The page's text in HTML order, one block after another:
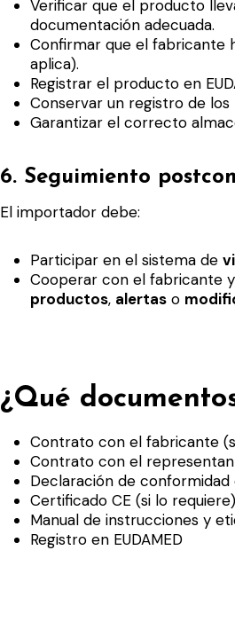
Verificar que el producto
documentación adecuada.
Confirmar que el fabricante
aplica).
Registrar el producto en
Conservar un registro de
Garantizar el correcto
6. Seguimiento
El importador debe:
Participar en el sistema de
Cooperar con el fabricante
productos, alertas o
¿Qué
Contrato con el fabricante
Contrato con el
Declaración de
Certificado CE (si lo requiere)
Manual de instrucciones y
Registro en EUDAMED